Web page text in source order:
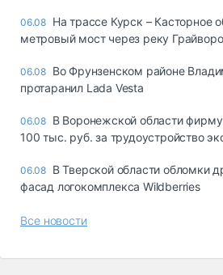
06.08 На трассе Курск – Касторное
метровый мост через реку
06.08 Во Фрунзенском районе
протаранил Lada Vesta
06.08 В Воронежской области
100 тыс. руб. за трудоустройство
06.08 В Тверской области обломки
фасад логокомплекса Wildberries
Все новости